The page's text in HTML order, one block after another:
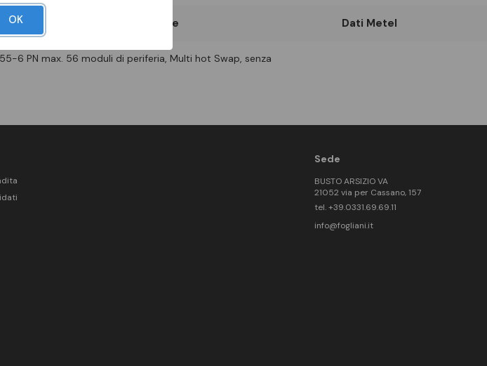
Documentazione Dati Metel
6 PN max. 56 moduli di periferia, Multi hot Swap, senza
Sede
BUSTO ARSIZIO VA
21052 via per Cassano, 157
tel. +39.0331.69.69.11
info@fogliani.it
OK